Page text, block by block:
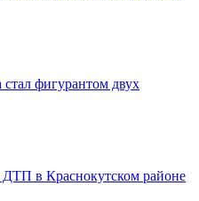
фигурантом двух
ДТП в Краснокутском районе